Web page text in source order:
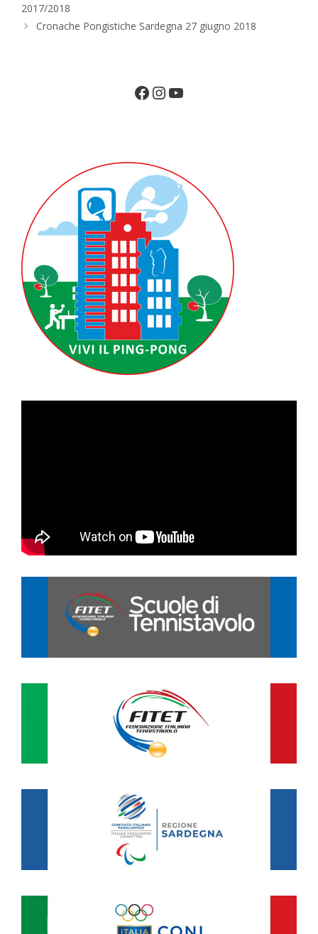
2017/2018
Cronache Pongistiche Sardegna 27 giugno 2018
Facebook
Instagram
YouTube